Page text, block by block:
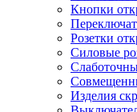
Кнопки
Розетки
Силовые
Изделия